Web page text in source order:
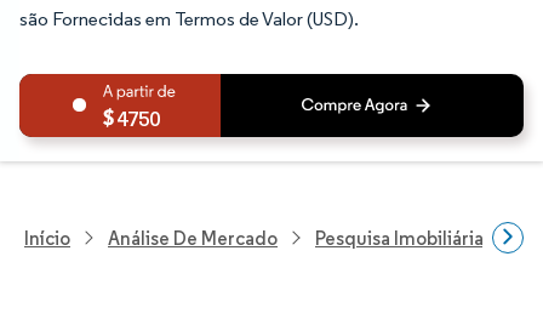
são Fornecidas em Termos de Valor (USD).
4750
Início Análise De Mercado Pesquisa Imobiliária E De